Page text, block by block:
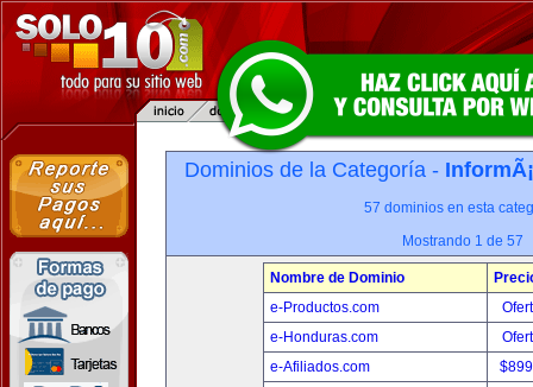
Dominios de la Categoría -
57 dominios en esta
Mostrando 1 de 57
Nombre de Dominio
e-Productos.com
e-Honduras.com
e-Afiliados.com